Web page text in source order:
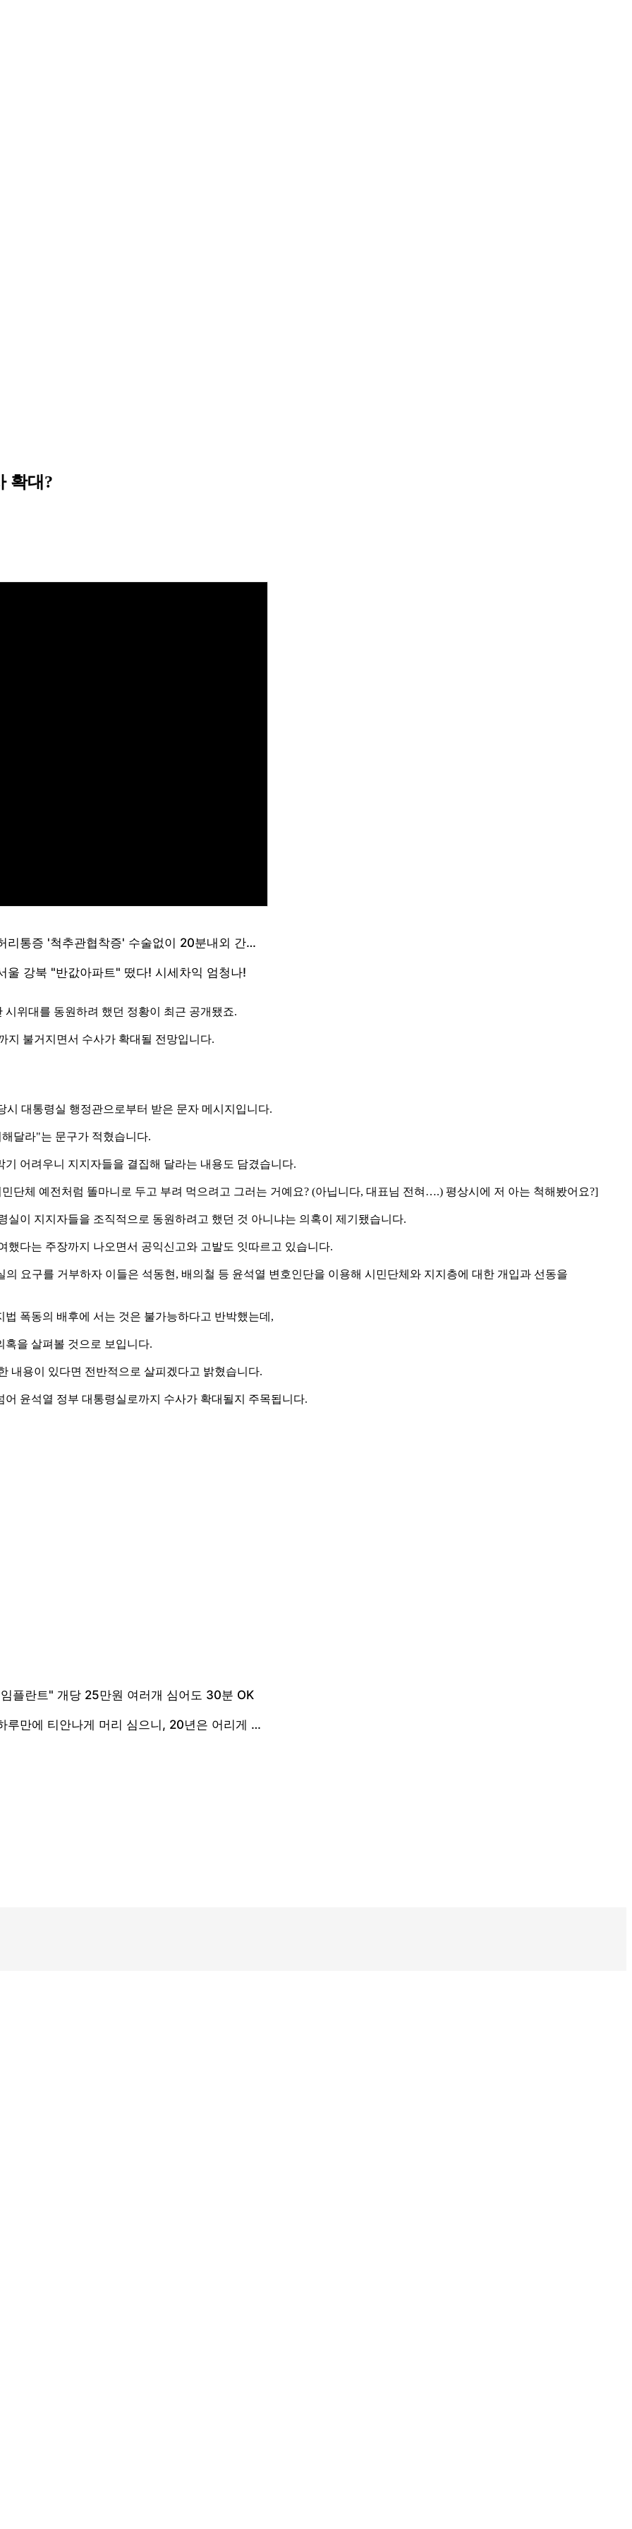
확대?
위대를 동원하려 했던 정황이 최근 공개됐죠.
지 불거지면서 수사가 확대될 전망입니다.
대통령실 행정관으로부터 받은 문자 메시지입니다.
달라"는 문구가 적혔습니다.
어려우니 지지자들을 결집해 달라는 내용도 담겼습니다.
단체 예전처럼 똘마니로 두고 부려 먹으려고 그러는 거예요? (아닙니다, 대표님 전혀….) 평상시에 저 아는 척해봤어요?]
이 지지자들을 조직적으로 동원하려고 했던 것 아니냐는 의혹이 제기됐습니다.
다는 주장까지 나오면서 공익신고와 고발도 잇따르고 있습니다.
요구를 거부하자 이들은 석동현, 배의철 등 윤석열 변호인단을 이용해 시민단체와 지지층에 대한 개입과 선동을
폭동의 배후에 서는 것은 불가능하다고 반박했는데,
을 살펴볼 것으로 보입니다.
내용이 있다면 전반적으로 살피겠다고 밝혔습니다.
윤석열 정부 대통령실로까지 수사가 확대될지 주목됩니다.